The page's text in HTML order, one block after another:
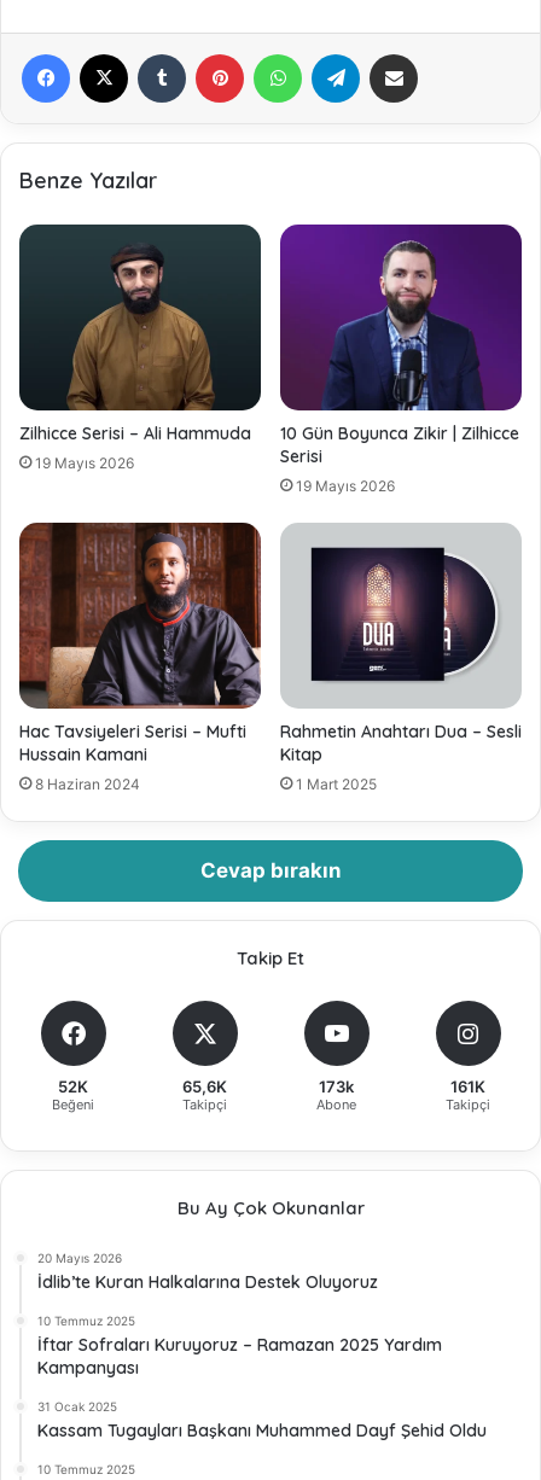
Benze Yazılar
Zilhicce Serisi – Ali Hammuda
19 Mayıs 2026
10 Gün Boyunca Zikir | Zilhicce
Serisi
19 Mayıs 2026
Hac Tavsiyeleri Serisi – Mufti
Hussain Kamani
8 Haziran 2024
Rahmetin Anahtarı Dua – Sesli
Kitap
1 Mart 2025
Cevap bırakın
Takip Et
52K
Beğeni
65,6K
Takipçi
173k
Abone
161K
Takipçi
Bu Ay Çok Okunanlar
20 Mayıs 2026
İdlib’te Kuran Halkalarına Destek Oluyoruz
10 Temmuz 2025
İftar Sofraları Kuruyoruz – Ramazan 2025 Yardım
Kampanyası
31 Ocak 2025
Kassam Tugayları Başkanı Muhammed Dayf Şehid Oldu
10 Temmuz 2025